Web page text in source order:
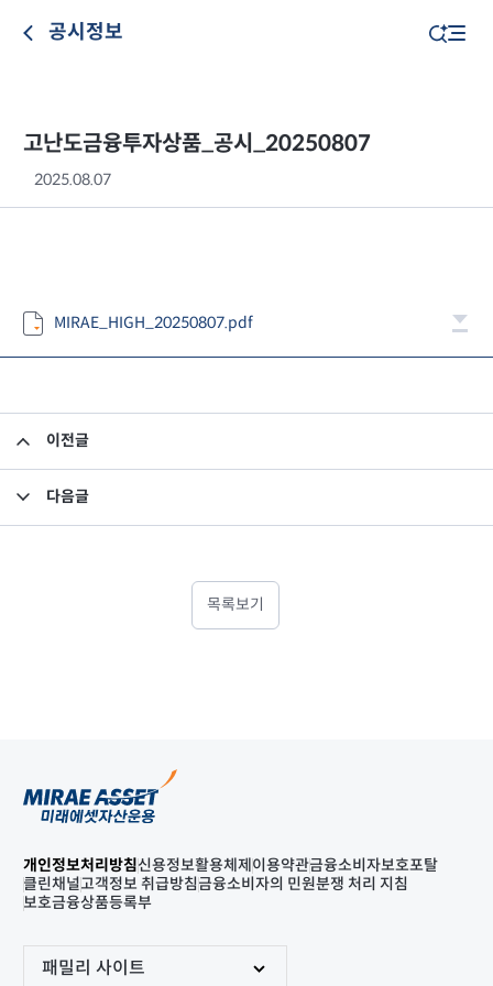
공시정보
고난도금융투자상품_공시_20250807
2025.08.07
MIRAE_HIGH_20250807.pdf
이전글
다음글
목록보기
개인정보처리방침신용정보활용체제 이용약관금융소비자보호포탈
클린채널고객정보 취급방침금융소비자의 민원분쟁 처리 지침
보호금융상품등록부
패밀리 사이트